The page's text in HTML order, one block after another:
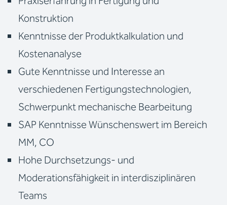
Konstruktion
Kenntnisse der Produktkalkulation und
Kostenanalyse
Gute Kenntnisse und Interesse an
verschiedenen Fertigungstechnologien,
Schwerpunkt mechanische Bearbeitung
SAP Kenntnisse Wünschenswert im Bereich
MM, CO
Hohe Durchsetzungs- und
Moderationsfähigkeit in interdisziplinären
Teams